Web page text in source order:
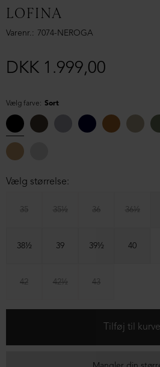
LOFINA
Varenr. 7074-NEROGA
DKK 1.999,00
Vælg farve: Sort
Vælg størrelse:
35 35½ 36 36½
38½ 39 39½ 40
42 42½ 43